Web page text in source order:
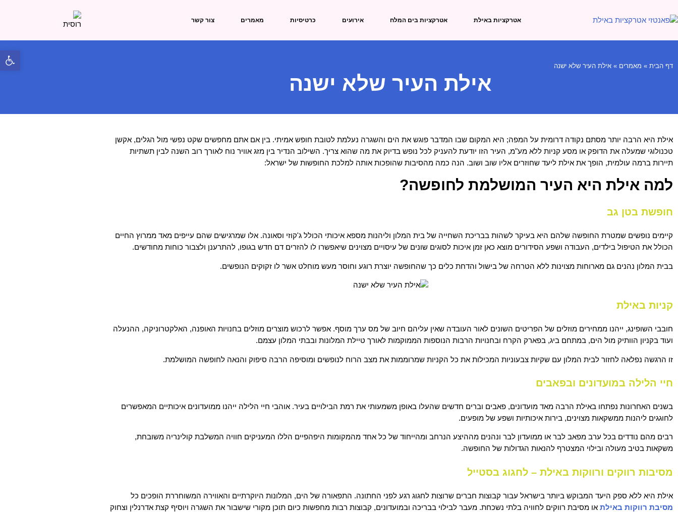
אטרקציות באילת אטרקציות בים המלח אירועים כרטיסיות מאמרים צור קשר
דף הבית » מאמרים » אילת העיר שלא ישנה
אילת העיר שלא ישנה
אילת היא הרבה יותר מסתם נקודה דרומית על המפה; היא המקום שבו המדבר פוגש את הים והשגרה נעלמת לטובת חופש אמיתי. בין אם אתם מחפשים שקט נפשי מול הגלים, אקשן
טכנולוגי שמעלה את הדופק או מסע קניות ללא מע"מ, העיר הזו יודעת להעניק לכל נופש בדיוק את מה שהוא צריך. השילוב הנדיר בין מזג אוויר נוח לאורך רוב השנה לבין תשתיות
תיירות ברמה עולמית, הופך את אילת ליעד שחוזרים אליו שוב ושוב. הנה כמה מהסיבות שהופכות אותה למלכת החופשות של ישראל:
למה אילת היא העיר המושלמת לחופשה?
חופשת בטן גב
קיימים נופשים שמטרת החופשה שלהם היא בעיקר לשהות בבריכת השחייה של בית המלון וליהנות מספא איכותי הכולל ג'קוזי וסאונה. אלו שמרגישים שהם עייפים מאד ממרוץ החיים
הכולל את הטיפול בילדים, העבודה ושפע הסידורים מוצא כאן זמן איכות לסוגים שונים של עיסויים מצוינים שיאפשרו לו להזרים דם חדש בגופו, להתרענן ולצבור כוחות מחודשים.
בבית המלון נהנים גם מארוחות מצוינות ללא הטרחה של בישול והדחת כלים כך שהחופשה יוצרת רוגע וחוסר מעש מוחלט אשר לו זקוקים הנופשים.
קניות באילת
חובבי השופינג, ייהנו ממחירים מוזלים של הפריטים השונים לאור העובדה שאין עליהם חיוב של מס ערך מוסף. אפשר לרכוש מוצרים מוזלים בחנויות האופנה, האלקטרוניקה, ההנעלה
ועוד בקניון הוותיק מול הים, במתחם ביג, בפארק הקרח ובחנויות הרבות הנוספות הממוקמות לאורך טיילת המלונות ובבתי המלון עצמם.
זו הרגשה נפלאה לחזור לבית המלון עם שקיות צבעוניות המכילות את כל הקניות שמרוממות את מצב הרוח לנופשים ומוסיפה הרבה סיפוק והנאה לחופשה המושלמת.
חיי הלילה במועדונים ובפאבים
בשנים האחרונות נפתחו באילת הרבה מאד מועדונים, פאבים וברים חדשים שהעלו באופן משמעותי את רמת הבילויים בעיר. אוהבי חיי הלילה ייהנו ממועדונים איכותיים המאפשרים
לחוגגים ליהנות ממשקאות מצוינים, בירות איכותיות ושפע של מופעים.
רבים מהם נודדים בכל ערב מפאב לבר או ממועדון לבר ונהנים מההיצע הנרחב ומהייחוד של כל אחד מהמקומות היפהפיים הללו המעניקים חוויה המשלבת קולינריה משובחת,
משקאות בטיב מעולה ובילוי המצטרף להנאות הגדולות של החופשה.
מסיבות רווקים ורווקות באילת – לחגוג בסטייל
אילת היא ללא ספק היעד המבוקש ביותר בישראל עבור קבוצות חברים שרוצות לחגוג רגע לפני החתונה. התפאורה של הים, המלונות היוקרתיים והאווירה המשוחררת הופכים כל
מסיבת רווקות באילת או מסיבת רווקים לחוויה בלתי נשכחת. מעבר לבילוי בבריכה ובמועדונים, קבוצות רבות מחפשות כיום תוכן מקורי שישבור את השגרה ויוסיף קצת אדרנלין וצחוק